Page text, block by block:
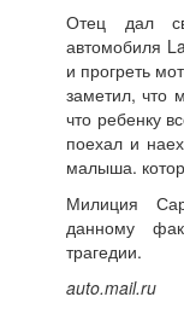
Отец дал
автомобиля
и прогреть
заметил, что
что ребенку
поехал и
малыша.
Милиция
данному
трагедии.
auto.mail.ru